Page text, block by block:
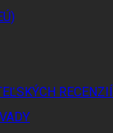
RECENZIÍ